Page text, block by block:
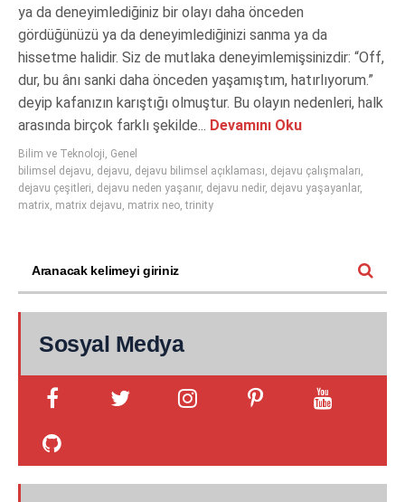
ya da deneyimlediğiniz bir olayı daha önceden
gördüğünüzü ya da deneyimlediğinizi sanma ya da
hissetme halidir. Siz de mutlaka deneyimlemişsinizdir: “Off,
dur, bu ânı sanki daha önceden yaşamıştım, hatırlıyorum.”
deyip kafanızın karıştığı olmuştur. Bu olayın nedenleri, halk
arasında birçok farklı şekilde... Devamını Oku
Bilim ve Teknoloji, Genel
bilimsel dejavu, dejavu, dejavu bilimsel açıklaması, dejavu çalışmaları,
dejavu çeşitleri, dejavu neden yaşanır, dejavu nedir, dejavu yaşayanlar,
matrix, matrix dejavu, matrix neo,trinity
Sosyal Medya